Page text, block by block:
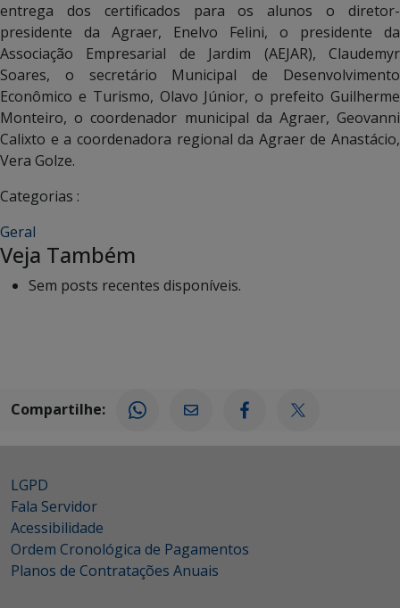
entrega dos certificados para os alunos o diretor-
presidente da Agraer, Enelvo Felini, o presidente da
Associação Empresarial de Jardim (AEJAR), Claudemyr
Soares, o secretário Municipal de Desenvolvimento
Econômico e Turismo, Olavo Júnior, o prefeito Guilherme
Monteiro, o coordenador municipal da Agraer, Geovanni
Calixto e a coordenadora regional da Agraer de Anastácio,
Vera Golze.
Categorias :
Geral
Veja Também
Sem posts recentes disponíveis.
Compartilhe:
LGPD
Fala Servidor
Acessibilidade
Ordem Cronológica de Pagamentos
Planos de Contratações Anuais